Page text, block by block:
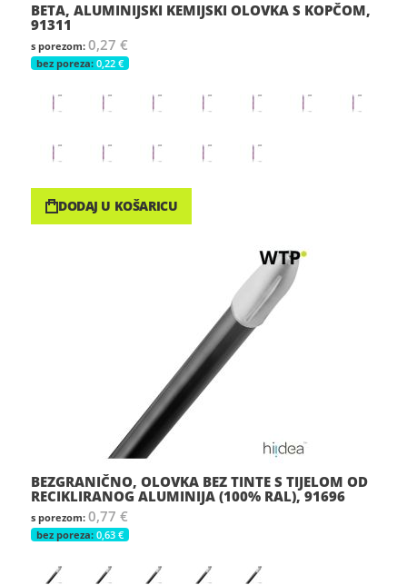
BETA, ALUMINIJSKI KEMIJSKI OLOVKA S KOPČOM,
91311
0,27 €
0,22 €
DODAJ U KOŠARICU
BEZGRANIČNO, OLOVKA BEZ TINTE S TIJELOM OD
RECIKLIRANOG ALUMINIJA (100% RAL), 91696
0,77 €
0,63 €